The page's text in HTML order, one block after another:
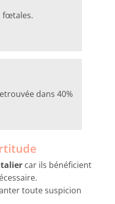
fœtales.
dans 40%
car ils bénéficient
toute suspicion